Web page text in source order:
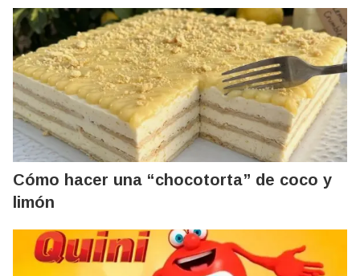
Cómo hacer una “chocotorta” de coco y
limón